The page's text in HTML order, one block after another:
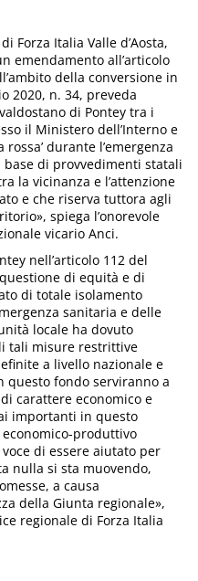
Forza Italia Valle d’Aosta,
emendamento all’articolo
della conversione in
2020, n. 34, preveda
di Pontey tra i
il Ministero dell’Interno e
durante l’emergenza
di provvedimenti statali
la vicinanza e l’attenzione
e che riserva tuttora agli
spiega l’onorevole
vicario Anci.
nell’articolo 112 del
di equità e di
di totale isolamento
sanitaria e delle
locale ha dovuto
tali misure restrittive
a livello nazionale e
questo fondo serviranno a
carattere economico e
importanti in questo
produttivo
di essere aiutato per
nulla si sta muovendo,
a causa
della Giunta regionale»,
regionale di Forza Italia